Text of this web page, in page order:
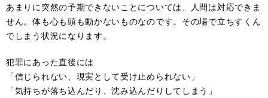
あまりに突然の予期できないことについては、人間は対応できま
せん。体も心も頭も動かないものなのです。その場で立ちすくん
でしまう状況になります。
犯罪にあった直後には
「信じられない、現実として受け止められない」
「気持ちが落ち込んだり、沈み込んだりしてしまう」